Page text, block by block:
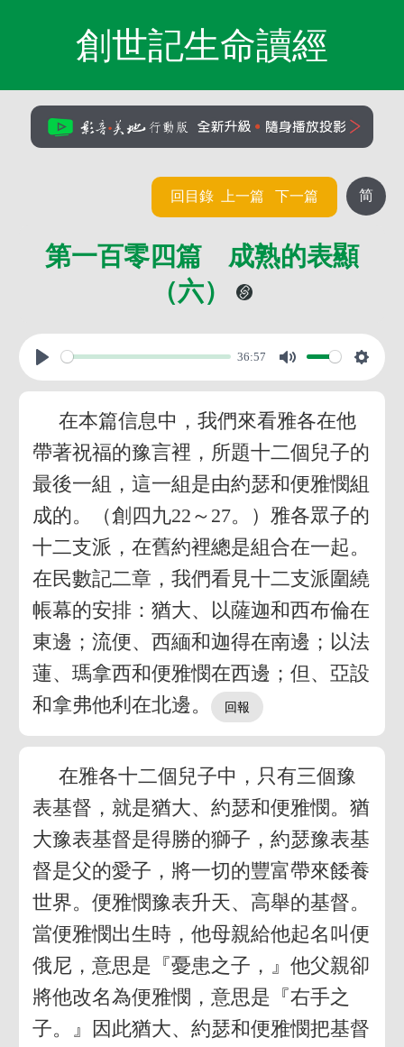
創世記生命讀經
简
回目錄 上一篇 下一篇
第一百零四篇 成熟的表顯
（六）
36:57
在本篇信息中，我們來看雅各在他
帶著祝福的豫言裡，所題十二個兒子的
最後一組，這一組是由約瑟和便雅憫組
成的。（創四九22～27。）雅各眾子的
十二支派，在舊約裡總是組合在一起。
在民數記二章，我們看見十二支派圍繞
帳幕的安排：猶大、以薩迦和西布倫在
東邊；流便、西緬和迦得在南邊；以法
蓮、瑪拿西和便雅憫在西邊；但、亞設
和拿弗他利在北邊。
在雅各十二個兒子中，只有三個豫
表基督，就是猶大、約瑟和便雅憫。猶
大豫表基督是得勝的獅子，約瑟豫表基
督是父的愛子，將一切的豐富帶來餧養
世界。便雅憫豫表升天、高舉的基督。
當便雅憫出生時，他母親給他起名叫便
俄尼，意思是『憂患之子，』他父親卻
將他改名為便雅憫，意思是『右手之
子。』因此猶大、約瑟和便雅憫把基督